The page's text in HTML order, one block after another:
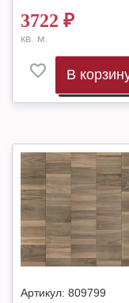
3722 ₽
кв. м.
В
Артикул: 809799